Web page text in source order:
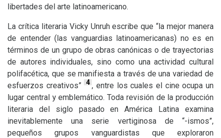
libertades del arte latinoamericano.
La crítica literaria Vicky Unruh escribe que “la mejor manera
de entender (las vanguardias latinoamericanas) no es en
términos de un grupo de obras canónicas o de trayectorias
de autores individuales, sino como una actividad cultural
polifacética, que se manifiesta a través de una variedad de
esfuerzos creativos” 4 , entre los cuales el cine ocupa un
lugar central y emblemático. Toda revisión de la producción
literaria del siglo pasado en América Latina examina
inevitablemente una serie vertiginosa de “-ismos”,
pequeños grupos vanguardistas que exploraron